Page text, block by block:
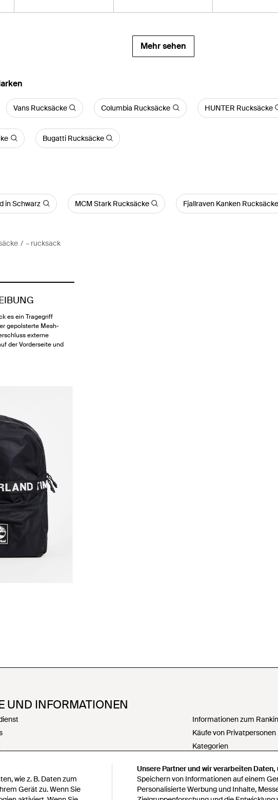
wie z. B. Daten zum
Gerät zu. Wenn Sie
Unsere Partner und wir verarbeiten
Speichern von Informationen auf einem
Personalisierte Werbung und Inhalte,
Mehr sehen
Vans Rucksäcke Columbia Rucksäcke HUNTER Rucksäcke
Bugatti Rucksäcke
in Schwarz MCM Stark Rucksäcke Fjallraven Kanken Rucksäcke
– rucksack
es ein Tragegriff
gepolsterte Mesh-
externe
der Vorderseite und
UND INFORMATIONEN
Informationen zum
Käufe von Privatpersonen
Kategorien
Meine
weitergeben